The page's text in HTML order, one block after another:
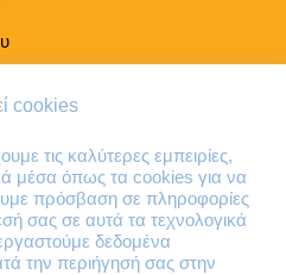
cookies
τις καλύτερες εμπειρίες,
μέσα όπως τα cookies για να
πρόσβαση σε πληροφορίες
σας σε αυτά τα τεχνολογικά
δεδομένα
την περιήγησή σας στην